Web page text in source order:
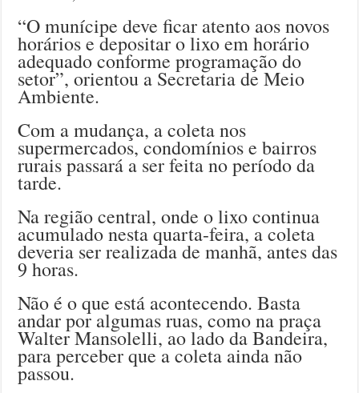
“O munícipe deve ficar atento aos novos
horários e depositar o lixo em horário
adequado conforme programação do
setor”, orientou a Secretaria de Meio
Ambiente.
Com a mudança, a coleta nos
supermercados, condomínios e bairros
rurais passará a ser feita no período da
tarde.
Na região central, onde o lixo continua
acumulado nesta quarta-feira, a coleta
deveria ser realizada de manhã, antes das
9 horas.
Não é o que está acontecendo. Basta
andar por algumas ruas, como na praça
Walter Mansolelli, ao lado da Bandeira,
para perceber que a coleta ainda não
passou.